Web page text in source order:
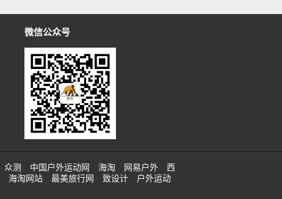
微信公众号
众测 中国户外运动网 海淘 网易户外
西
海淘网站 最美旅行网 致设计
户外运动